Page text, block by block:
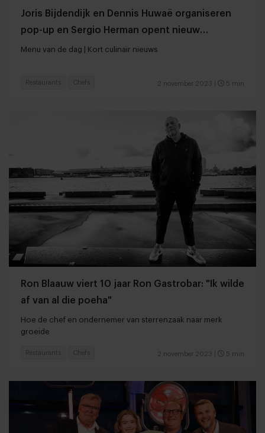
Joris Bijdendijk en Dennis Huwaë organiseren
pop-up en Sergio Herman opent nieuw
restaurant
Menu van de dag | Kort culinair nieuws
2 november 2023 5 min
Restaurants Chefs
Ron Blaauw viert 10 jaar Ron Gastrobar: "Ik wilde
af van al die poeha"
Hoe de chef en ondernemer van sterrenzaak naar merk
groeide
2 november 2023 5 min
Restaurants Chefs